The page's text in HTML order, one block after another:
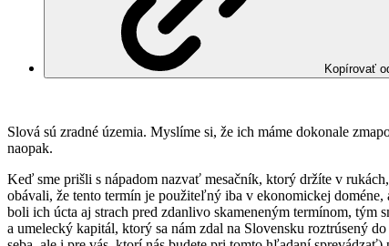
Kopírovať
Slová sú zradné územia. Myslíme si, že ich máme dokonale
naopak.
Keď sme prišli s nápadom nazvať mesačník, ktorý držíte v rukách,
obávali, že tento termín je použiteľný iba v ekonomickej
boli ich úcta aj strach pred zdanlivo skameneným termínom, tým
a umelecký kapitál, ktorý sa nám zdal na Slovensku roztrúsený